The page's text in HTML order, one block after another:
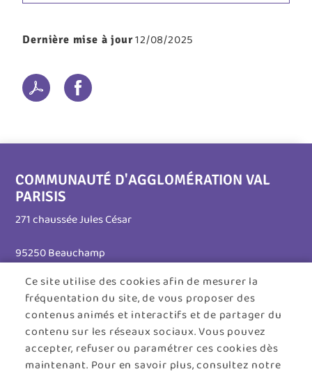
Dernière mise à jour12/08/2025
Ce site utilise des cookies afin de mesurer la
fréquentation du site, de vous proposer des
contenus animés et interactifs et de partager du
contenu sur les réseaux sociaux. Vous pouvez
accepter, refuser ou paramétrer ces cookies dès
maintenant. Pour en savoir plus, consultez notre
COMMUNAUTÉ D'AGGLOMÉRATION VAL
PARISIS
271 chaussée Jules César
95250 Beauchamp
Tél. 01 30 26 39 41
Horaires d'ouverture :
Lundi au jeudi : 8h30 - 12h30 / 13h30 - 17h45